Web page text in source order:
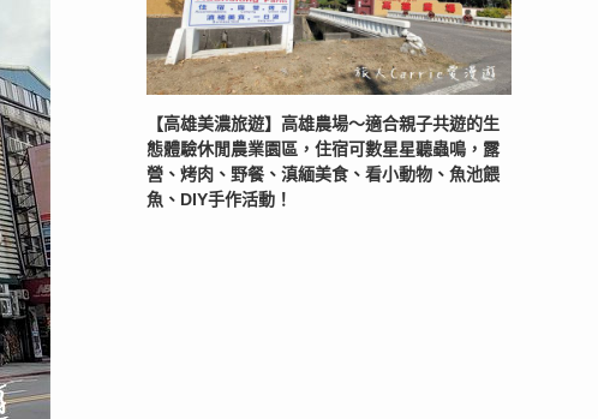
【高雄美濃旅遊】高雄農場〜適合親子共遊的生
態體驗休閒農業園區，住宿可數星星聽蟲鳴，露
營、烤肉、野餐、滇緬美食、看小動物、魚池餵
魚、DIY手作活動！